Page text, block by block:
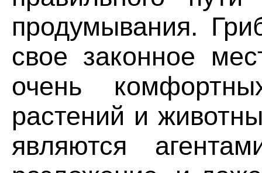
продумывания.
свое законное
очень
растений и
являются